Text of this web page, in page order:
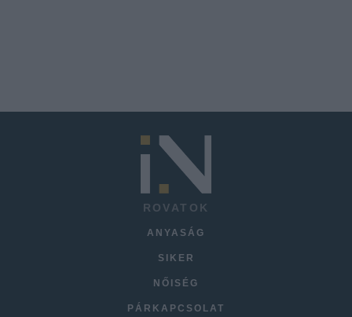
ROVATOK
ANYASÁG
SIKER
NŐISÉG
PÁRKAPCSOLAT